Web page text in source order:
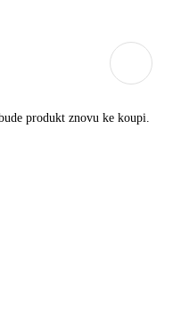
produkt znovu ke koupi.